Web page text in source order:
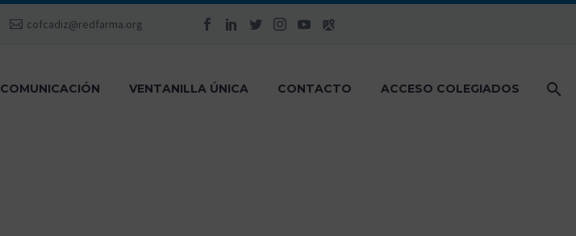
cofcadiz@redfarma.org
COMUNICACIÓN VENTANILLA ÚNICA CONTACTO ACCESO COLEGIADOS